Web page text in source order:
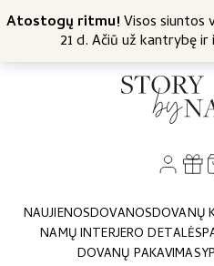
Atostogų ritmu!Visos siuntos
21 d. Ačiū už kantrybę
Nemokamas siuntimas
NAUJIENOSDOVANOSDOVANŲ
NAMŲ INTERJERO DETALĖS
DOVANŲ PAKAVIMAS